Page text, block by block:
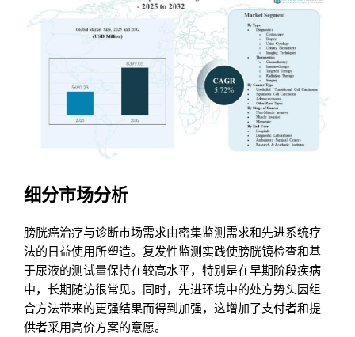
细分市场分析
膀胱癌治疗与诊断市场需求由密集监测需求和先进系统疗
法的日益使用所塑造。复发性监测实践使膀胱镜检查和基
于尿液的测试量保持在较高水平，特别是在早期阶段疾病
中，长期随访很常见。同时，先进环境中的处方势头因组
合方法带来的更强结果而得到加强，这增加了支付者和提
供者采用高价方案的意愿。